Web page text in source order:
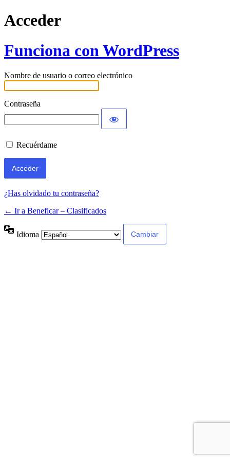
Acceder
Funciona con WordPress
Nombre de usuario o correo electrónico
Contraseña
Recuérdame
¿Has olvidado tu contraseña?
← Ir a Beneficar – Clasificados
Idioma